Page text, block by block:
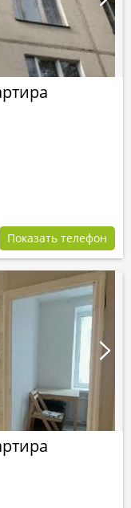
Показать телефон